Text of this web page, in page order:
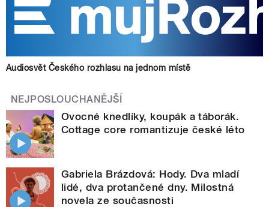
Audiosvět Českého rozhlasu na jednom místě
NEJPOSLOUCHANĚJŠÍ
Ovocné knedlíky, koupák a táborák.
Cottage core romantizuje české léto
Gabriela Brázdová: Hody. Dva mladí
lidé, dva protančené dny. Milostná
novela ze současnosti